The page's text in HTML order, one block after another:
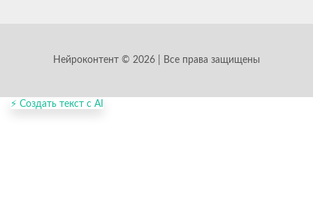
Нейроконтент © 2026 | Все права защищены
⚡ Создать текст с AI